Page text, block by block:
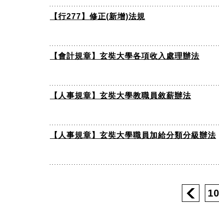
【行277】修正(新增)法規
【會計規章】玄奘大學各項收入處理辦法
【人事規章】玄奘大學教職員敘薪辦法
【人事規章】玄奘大學職員加給分類分級辦法
10